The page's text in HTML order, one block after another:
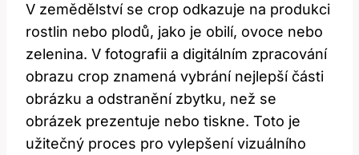
V zemědělství se crop odkazuje na produkci
rostlin nebo plodů, jako je obilí, ovoce nebo
zelenina. V fotografii a digitálním zpracování
obrazu crop znamená vybrání nejlepší části
obrázku a odstranění zbytku, než se
obrázek prezentuje nebo tiskne. Toto je
užitečný proces pro vylepšení vizuálního